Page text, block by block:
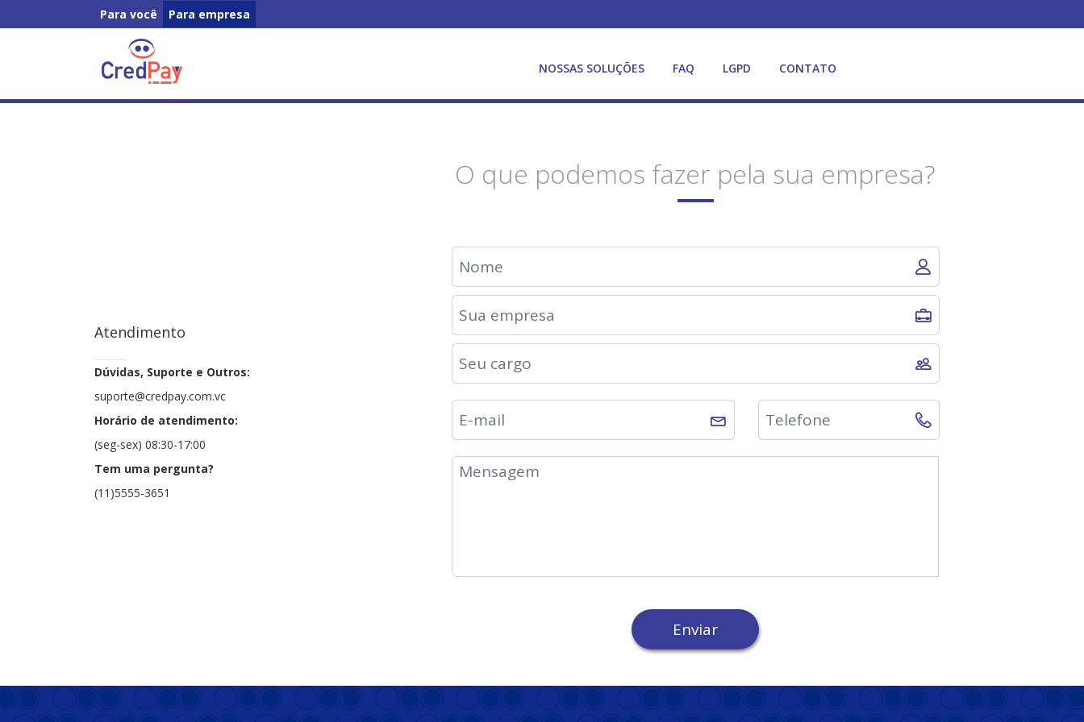
Para você Para empresa
NOSSAS SOLUÇÕES FAQ LGPD CONTATO
Atendimento
Dúvidas, Suporte e Outros:
suporte@credpay.com.vc
Horário de atendimento:
(seg-sex) 08:30-17:00
Tem uma pergunta?
(11)5555-3651
O que podemos fazer pela sua empresa?
Enviar